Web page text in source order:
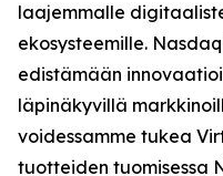
laajemmalle
ekosysteemille.
edistämään
läpinäkyvillä
voidessamme tukea
tuotteiden tuomisessa